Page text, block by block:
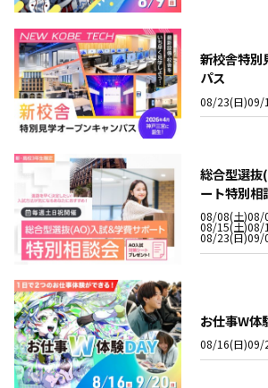
新校舎特別
パス
08/23(日)09/
総合型選
ート特別相
08/08(土)08/
08/15(土)08/
08/23(日)09/
お仕事W体
08/16(日)09/